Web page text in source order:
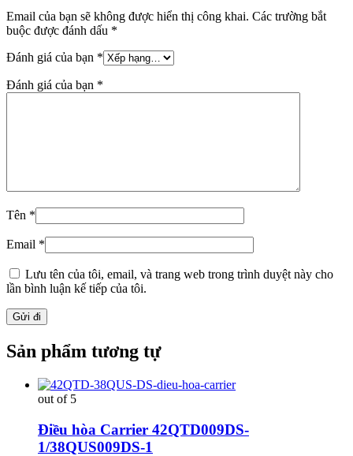
Email của bạn sẽ không được hiển thị công khai. Các trường bắt
buộc được đánh dấu *
Đánh giá của bạn *
Đánh giá của bạn *
Tên *
Email *
Lưu tên của tôi, email, và trang web trong trình duyệt này cho
lần bình luận kế tiếp của tôi.
Sản phẩm tương tự
out of 5
Điều hòa Carrier 42QTD009DS-
1/38QUS009DS-1